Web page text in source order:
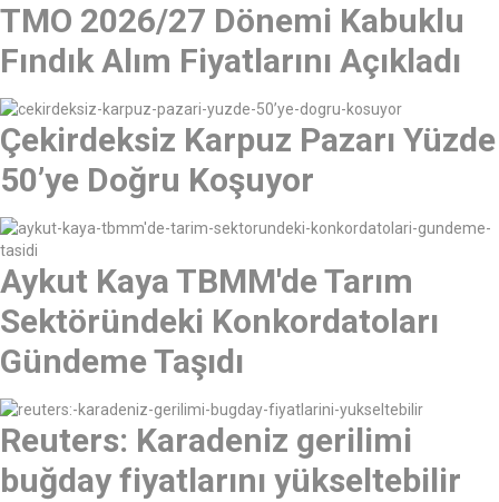
TMO 2026/27 Dönemi Kabuklu
Fındık Alım Fiyatlarını Açıkladı
Çekirdeksiz Karpuz Pazarı Yüzde
50’ye Doğru Koşuyor
Aykut Kaya TBMM'de Tarım
Sektöründeki Konkordatoları
Gündeme Taşıdı
Reuters: Karadeniz gerilimi
buğday fiyatlarını yükseltebilir